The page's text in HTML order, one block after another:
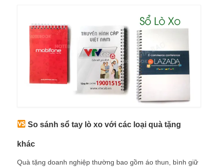
So sánh sổ tay lò xo với các loại quà tặng
khác
Quà tặng doanh nghiệp thường bao gồm áo thun, bình giữ